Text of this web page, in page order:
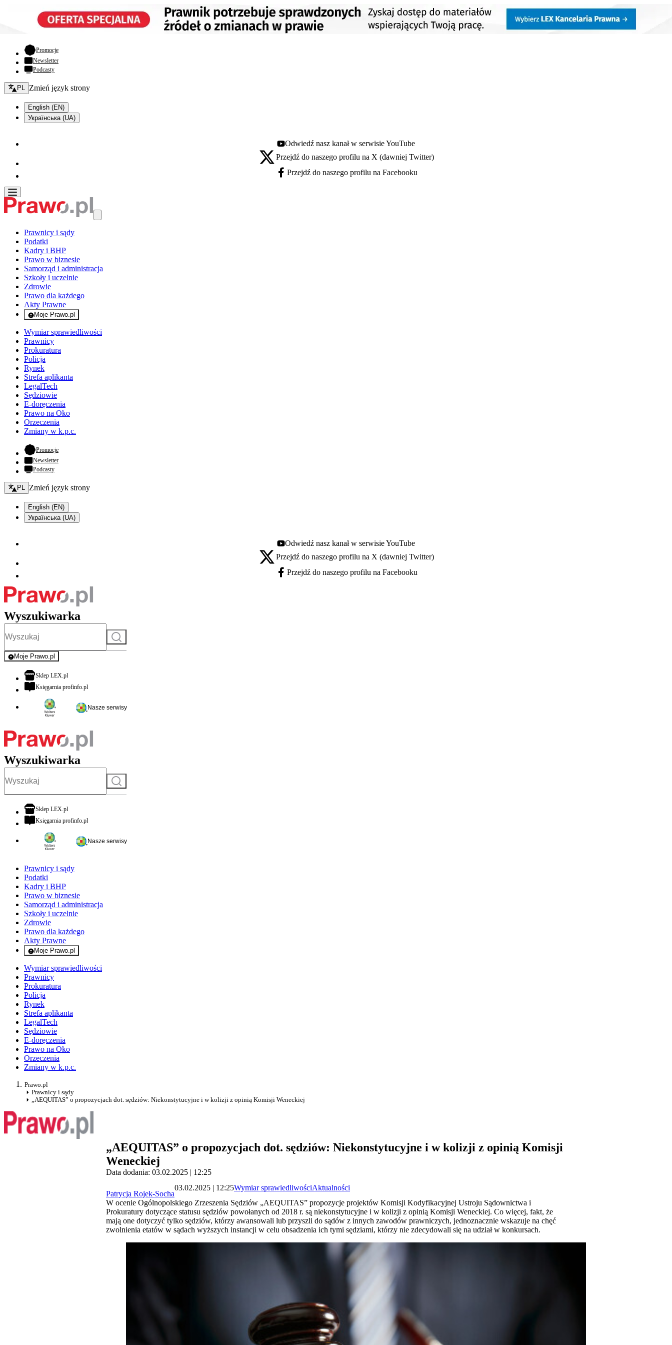
Promocje- otwiera się w nowej karcie
Newsletter
Podcasty
Zmień język - bieżący:
PL Zmień język strony
English (EN)
Українська (UA)
Youtube - otwiera się w nowej karcie
Odwiedź nasz kanał w serwisie YouTube
X - otwiera się w nowej karcie
Przejdź do naszego profilu na X (dawniej Twitter)
Facebook - otwiera się w nowej karcie
Przejdź do naszego profilu na Facebooku
Prawnicy i sądy
Podatki
Kadry i BHP
Prawo w biznesie
Samorząd i administracja
Szkoły i uczelnie
Zdrowie
Prawo dla każdego
Akty Prawne
Moje Prawo.pl
- rejestracja i logowanie do serwisu
Wymiar sprawiedliwości
Prawnicy
Prokuratura
Policja
Rynek
Strefa aplikanta
LegalTech
Sędziowie
E-doręczenia
Prawo na Oko
Orzeczenia
Zmiany w k.p.c.
Promocje- otwiera się w nowej karcie
Newsletter
Podcasty
Zmień język - bieżący:
PL Zmień język strony
English (EN)
Українська (UA)
Youtube - otwiera się w nowej karcie
Odwiedź nasz kanał w serwisie YouTube
X - otwiera się w nowej karcie
Przejdź do naszego profilu na X (dawniej Twitter)
Facebook - otwiera się w nowej karcie
Przejdź do naszego profilu na Facebooku
Wyszukiwarka
Szukaj
Moje Prawo.pl
- rejestracja i logowanie do serwisu
Sklep LEX.plotwiera się w nowej karcie
Księgarnia profinfo.plotwiera się w nowej karcie
Nasze serwisy
Wyszukiwarka
Szukaj
Sklep LEX.plotwiera się w nowej karcie
Księgarnia profinfo.plotwiera się w nowej karcie
Nasze serwisy
Prawnicy i sądy
Podatki
Kadry i BHP
Prawo w biznesie
Samorząd i administracja
Szkoły i uczelnie
Zdrowie
Prawo dla każdego
Akty Prawne
Moje Prawo.pl
- rejestracja i logowanie do serwisu
Wymiar sprawiedliwości
Prawnicy
Prokuratura
Policja
Rynek
Strefa aplikanta
LegalTech
Sędziowie
E-doręczenia
Prawo na Oko
Orzeczenia
Zmiany w k.p.c.
Prawo.pl
Prawnicy i sądy
„AEQUITAS” o propozycjach dot. sędziów: Niekonstytucyjne i w kolizji z opinią Komisji Weneckiej
„AEQUITAS” o propozycjach dot. sędziów: Niekonstytucyjne i w kolizji z opinią Komisji
Weneckiej
Data dodania: 03.02.2025 | 12:25
Patrycja Rojek-Socha
03.02.2025 | 12:25Wymiar sprawiedliwościAktualności
W ocenie Ogólnopolskiego Zrzeszenia Sędziów „AEQUITAS” propozycje projektów Komisji Kodyfikacyjnej Ustroju Sądownictwa i
Prokuratury dotyczące statusu sędziów powołanych od 2018 r. są niekonstytucyjne i w kolizji z opinią Komisji Weneckiej. Co więcej, fakt, że
mają one dotyczyć tylko sędziów, którzy awansowali lub przyszli do sądów z innych zawodów prawniczych, jednoznacznie wskazuje na chęć
zwolnienia etatów w sądach wyższych instancji w celu obsadzenia ich tymi sędziami, którzy nie zdecydowali się na udział w konkursach.